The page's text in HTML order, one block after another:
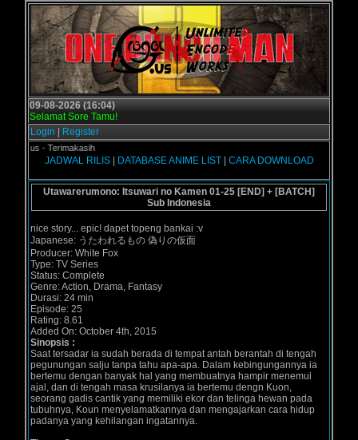
09-08-2026 (16:04)
Selamat Sore Tamu!
Login
Register
- Terimakasih
JADWAL RILIS| DATABASE ANIME LIST| CARA DOWNLOAD
Utawarerumono: Itsuwari no Kamen 01-25 [END] + [BATCH]
Sub Indonesia
nice story... epic! dapet topeng bankai :v
Japanese: うたわれるもの 偽りの仮面
Producer: White Fox
Type: TV Series
Status: Complete
Genre: Action, Drama, Fantasy
Durasi: 24 min
Episode: 25
Rating: 8.61
Added On: October 4th, 2015
Sinopsis :
Saat tersadar ia sudah berada di tempat antah berantah di tengah
pegunungan salju tanpa tahu apa-apa. Dalam kebingungannya ia
bertemu dengan banyak hal yang membuatnya hampir menemui
ajal, dan di tengah masa krusilanya ia bertemu dengn Kuon,
seorang gadis cantik yang memiliki ekor dan telinga hewan pada
tubuhnya, Koun menyelamatkannya dan mengajarkan cara hidup
padanya yang kehilangan ingatannya.